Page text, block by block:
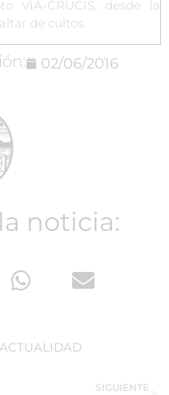
VIA-CRUCIS, desde la
de cultos.
02/06/2016
noticia:
SIGUIENTE